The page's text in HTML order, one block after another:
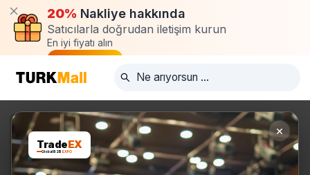
20% Nakliye hakkında
Satıcılarla doğrudan iletişim kurun
En iyi fiyatı alın
Talep oluştur
×
TradeEX
Global B2B EXPO